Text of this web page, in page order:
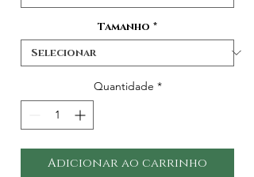
Tamanho *
Quantidade *
Adicionar ao carrinho